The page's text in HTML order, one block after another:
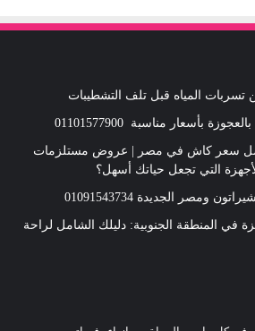
تسربات المياه قبل تلف التشطيبات
بأسعار مناسبة 01101577900
سعر كاش في مصر | عروض مستلزمات
التي تجعل حياتك أسهل؟
الجديدة 01091543734
في المنطقة الجنوبية: دليلك الشامل لراحة